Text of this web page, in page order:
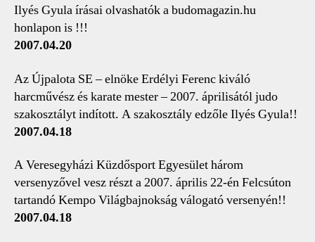
Ilyés Gyula írásai olvashatók a budomagazin.hu
honlapon is !!!
2007.04.20
Az Újpalota SE – elnöke Erdélyi Ferenc kiváló
harcművész és karate mester – 2007. áprilisától judo
szakosztályt indított. A szakosztály edzőle Ilyés Gyula!!
2007.04.18
A Veresegyházi Küzdősport Egyesület három
versenyzővel vesz részt a 2007. április 22-én Felcsúton
tartandó Kempo Világbajnokság válogató versenyén!!
2007.04.18